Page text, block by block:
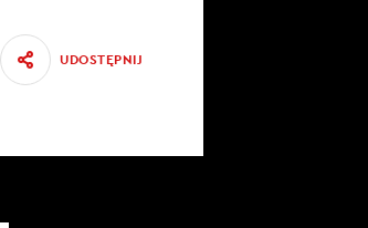
UDOSTĘPNIJ